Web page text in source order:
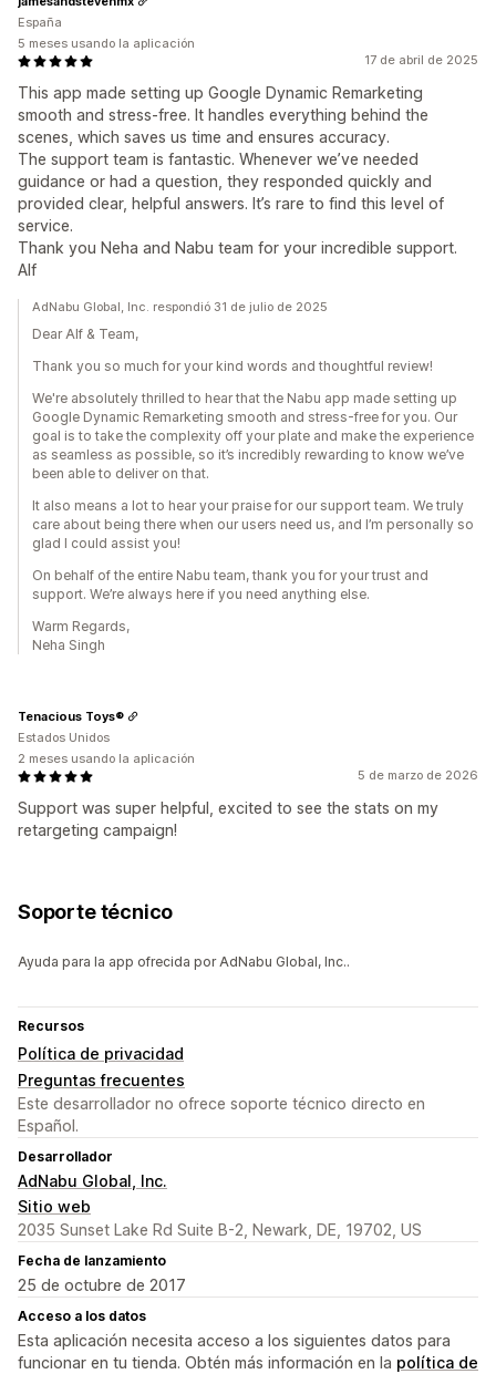
17 de abril de 2025
This app made setting up Google Dynamic Remarketing
smooth and stress-free. It handles everything behind the
scenes, which saves us time and ensures accuracy.
The support team is fantastic. Whenever we’ve needed
guidance or had a question, they responded quickly and
provided clear, helpful answers. It’s rare to find this level of
service.
Thank you Neha and Nabu team for your incredible support.
Alf
España
5 meses usando la aplicación
AdNabu Global, Inc. respondió 31 de julio de 2025
Dear Alf & Team,
Thank you so much for your kind words and thoughtful review!
We're absolutely thrilled to hear that the Nabu app made setting up
Google Dynamic Remarketing smooth and stress-free for you. Our
goal is to take the complexity off your plate and make the experience
as seamless as possible, so it’s incredibly rewarding to know we’ve
been able to deliver on that.
It also means a lot to hear your praise for our support team. We truly
care about being there when our users need us, and I’m personally so
glad I could assist you!
On behalf of the entire Nabu team, thank you for your trust and
support. We’re always here if you need anything else.
Warm Regards,
Neha Singh
5 de marzo de 2026
Support was super helpful, excited to see the stats on my
retargeting campaign!
Tenacious Toys®
Estados Unidos
2 meses usando la aplicación
Soporte técnico
Ayuda para la app ofrecida por AdNabu Global, Inc..
Recursos
Política de privacidad
Preguntas frecuentes
Este desarrollador no ofrece soporte técnico directo en
Español.
Desarrollador
AdNabu Global, Inc.
Sitio web
2035 Sunset Lake Rd Suite B-2, Newark, DE, 19702, US
Fecha de lanzamiento
25 de octubre de 2017
Acceso a los datos
Esta aplicación necesita acceso a los siguientes datos para
funcionar en tu tienda. Obtén más información en la política de